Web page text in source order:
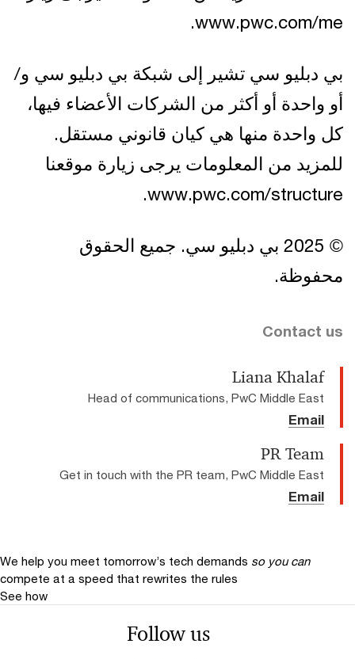
www.pwc.com/me.
بي دبليو سي تشير إلى شبكة بي دبليو سي و/
أو واحدة أو أكثر من الشركات الأعضاء فيها،
كل واحدة منها هي كيان قانوني مستقل.
للمزيد من المعلومات يرجى زيارة موقعنا
www.pwc.com/structure.
© 2025 بي دبليو سي. جميع الحقوق
محفوظة.
Contact us
Liana Khalaf
Head of communications, PwC Middle East
Email
PR Team
Get in touch with the PR team, PwC Middle East
Email
We help you meet tomorrow’s tech demands so you can
compete at a speed that rewrites the rules
See how
Follow us